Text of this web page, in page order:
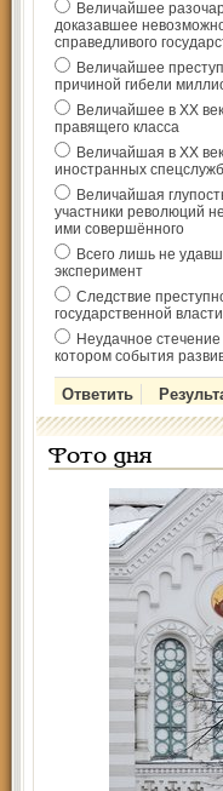
Величайшее
доказавшее
справедливого
Величайшее
причиной гибели
Величайшее в ХХ
правящего класса
Величайшая в ХХ
иностранных спецслужб
Величайшая
участники революций
ими совершённого
Всего лишь не
эксперимент
Следствие
государственной власти
Неудачное
котором события
Фото дня